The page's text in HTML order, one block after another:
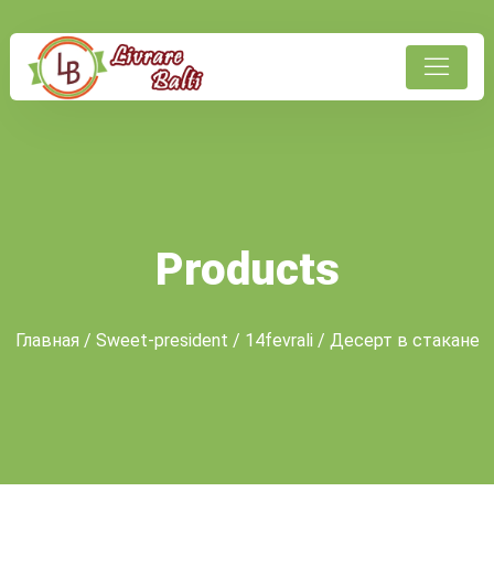
Products
Главная / Sweet-president / 14fevrali / Десерт в стакане